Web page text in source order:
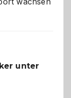
unter